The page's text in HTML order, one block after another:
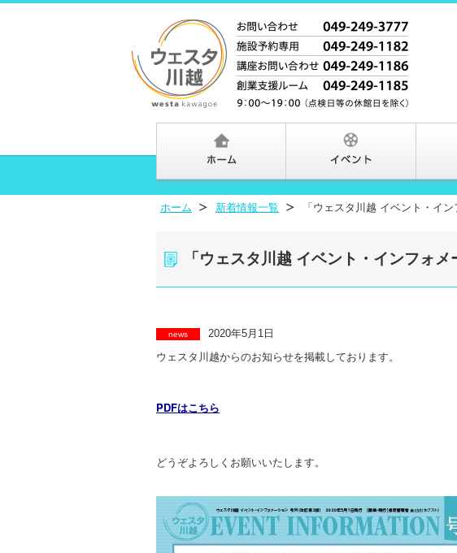
ホーム 新着情報一覧 「ウェスタ川越 イベント・イ
「ウェスタ川越 イベント・インフォ
news
2020年5月1日
ウェスタ川越からのお知らせを掲載しております。
PDFはこちら
どうぞよろしくお願いいたします。